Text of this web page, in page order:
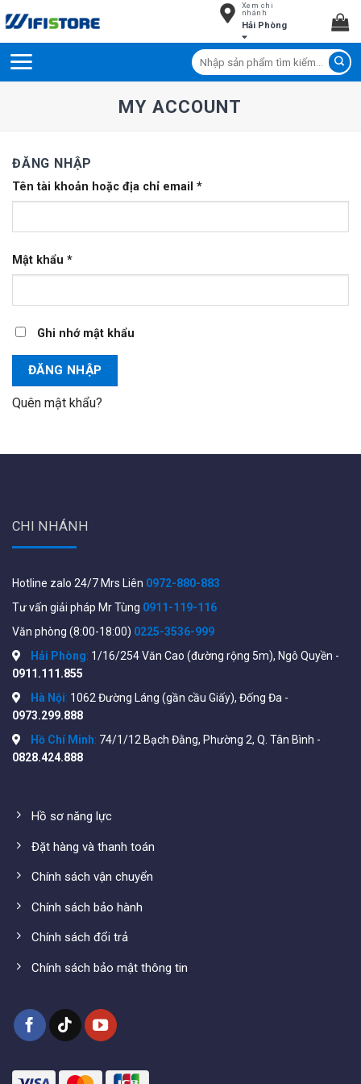
to
Xem chi
nhánh
Hải Phòng
Tìm
kiếm:
MY ACCOUNT
ĐĂNG NHẬP
Tên tài khoản hoặc địa chỉ email *
Mật khẩu *
Ghi nhớ mật khẩu
ĐĂNG NHẬP
Quên mật khẩu?
CHI NHÁNH
Hotline zalo 24/7 Mrs Liên 0972-880-883
Tư vấn giải pháp Mr Tùng 0911-119-116
Văn phòng (8:00-18:00) 0225-3536-999
Hải Phòng: 1/16/254 Văn Cao (đường rộng 5m), Ngô Quyền -
0911.111.855
Hà Nội: 1062 Đường Láng (gần cầu Giấy), Đống Đa -
0973.299.888
Hồ Chí Minh: 74/1/12 Bạch Đằng, Phường 2, Q. Tân Bình -
0828.424.888
Hồ sơ năng lực
Đặt hàng và thanh toán
Chính sách vận chuyển
Chính sách bảo hành
Chính sách đổi trả
Chính sách bảo mật thông tin